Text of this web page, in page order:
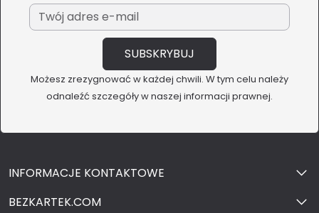
Możesz zrezygnować w każdej chwili. W tym celu należy
odnaleźć szczegóły w naszej informacji prawnej.
INFORMACJE KONTAKTOWE
BEZKARTEK.COM